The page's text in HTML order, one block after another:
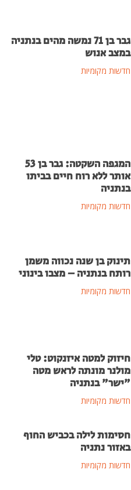
גבר בן 71 נמשה מהים בנתניה
במצב אנוש
חדשות מקומיות
המגפה השקטה: גבר בן 53
אותר ללא רוח חיים בביתו
בנתניה
חדשות מקומיות
תינוק בן שנה נכווה משמן
רותח בנתניה – מצבו בינוני
חדשות מקומיות
חיזוק למטה איזנקוט: טלי
מולנר מונתה לראש מטה
"ישר" בנתניה
חדשות מקומיות
חסימות לילה בכביש החוף
באזור נתניה
חדשות מקומיות